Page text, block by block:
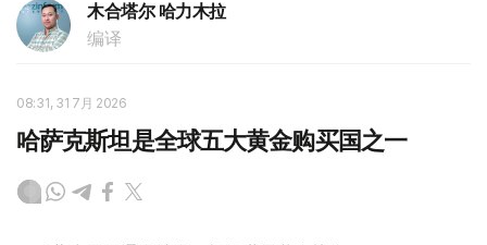
木合塔尔 哈力木拉
编译
08:31, 31 7月 2026
哈萨克斯坦是全球五大黄金购买国之一